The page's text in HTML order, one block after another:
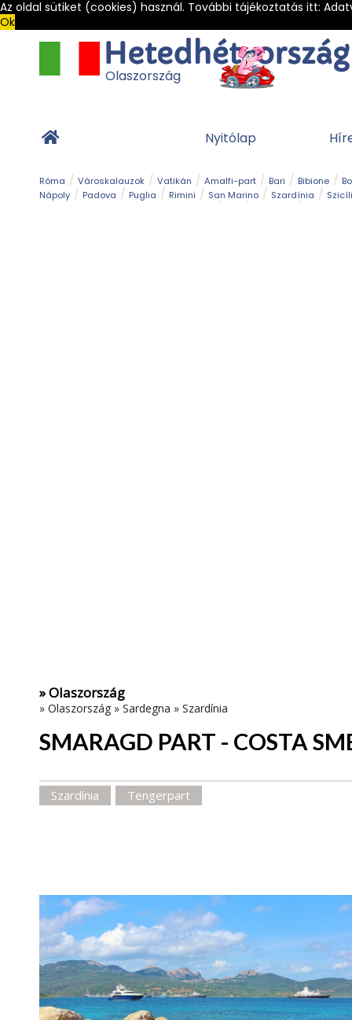
Az oldal sütiket (cookies) használ. További tájékoztatás itt:
Ok
Olaszország
Nyitólap
Róma Városkalauzok Vatikán Amalfi-part Bari Bibione
Nápoly
Padova Puglia Rimini San Marino Szardínia
» Olaszország
» Olaszország » Sardegna » Szardínia
SMARAGD PART - COSTA
Szardínia Tengerpart